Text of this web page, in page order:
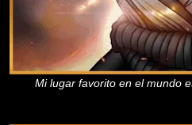
Mi lugar favorito en el mundo